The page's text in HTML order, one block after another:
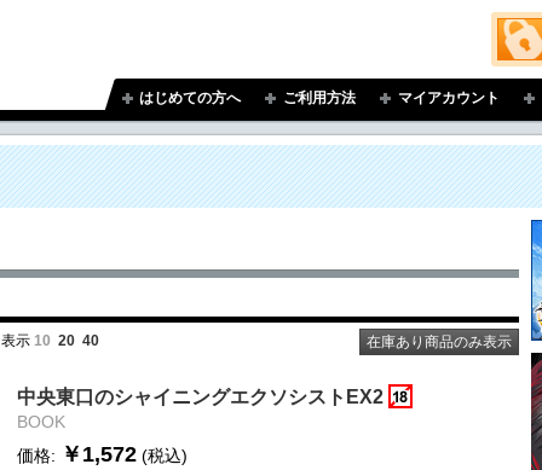
はじめての方へ ご利用方法 マイアカウント
在庫あり商品のみ表示
表示 10 20 40
中央東口のシャイニングエクソシストEX2
BOOK
価格: ￥1,572 (税込)